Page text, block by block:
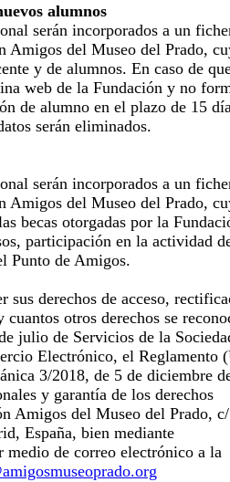
alumnos
serán incorporados a un
Amigos del Museo del Prado,
y de alumnos. En caso de
web de la Fundación y no
de alumno en el plazo de 15
serán eliminados.
serán incorporados a un
Amigos del Museo del Prado,
becas otorgadas por la
participación en la actividad
Punto de Amigos.
sus derechos de acceso,
otros derechos se
julio de Servicios de la
Electrónico, el Reglamento
3/2018, de 5 de diciembre
y garantía de los derechos
Amigos del Museo del Prado,
España, bien mediante
medio de correo electrónico a la